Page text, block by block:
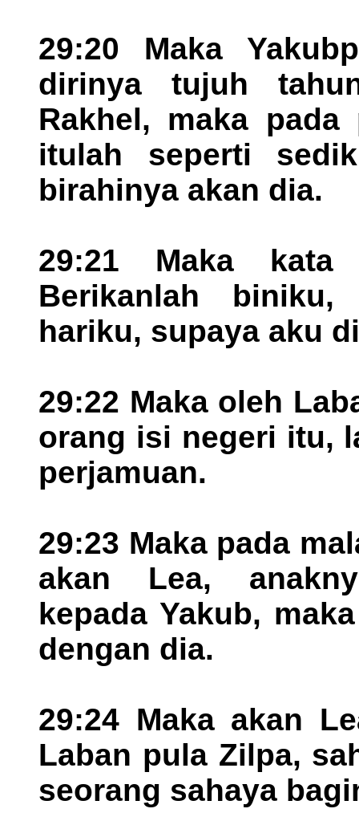
29:20 Maka
dirinya tujuh
Rakhel, maka
itulah seperti
birahinya akan dia.
29:21 Maka kata
Berikanlah
hariku, supaya aku
29:22 Maka oleh
orang isi negeri itu,
perjamuan.
29:23 Maka pada
akan Lea,
kepada Yakub,
dengan dia.
29:24 Maka akan
Laban pula Zilpa,
seorang sahaya